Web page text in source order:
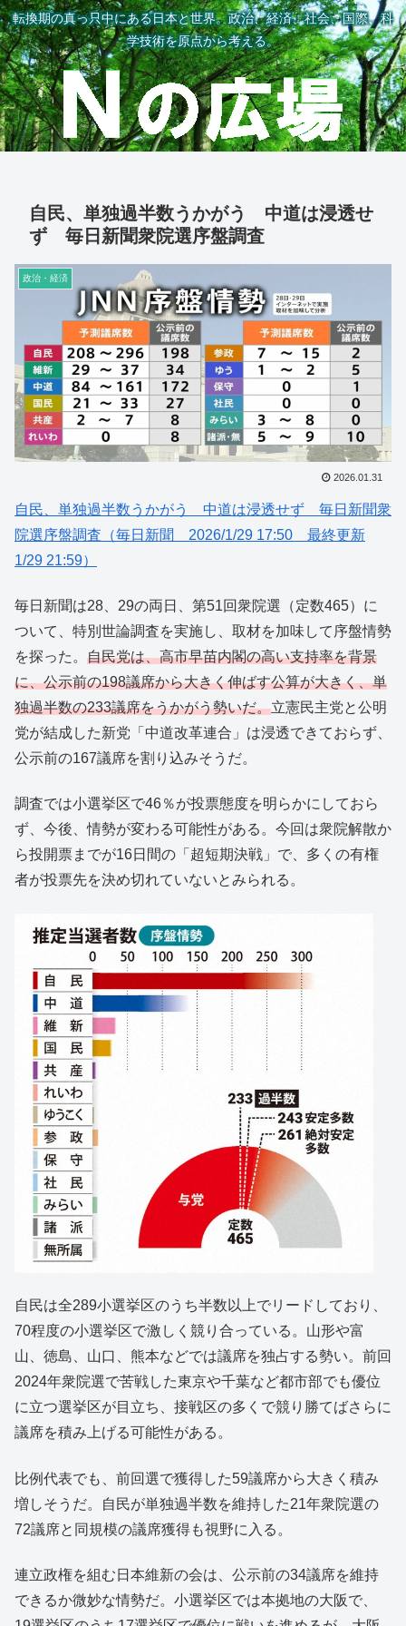
転換期の真っ只中にある日本と世界。政治、経済、社会、国際、科
学技術を原点から考える。
自民、単独過半数うかがう 中道は浸透せ
ず 毎日新聞衆院選序盤調査
政治・経済
2026.01.31
自民、単独過半数うかがう 中道は浸透せず 毎日新聞衆
院選序盤調査（毎日新聞 2026/1/29 17:50 最終更新
1/29 21:59）
毎日新聞は28、29の両日、第51回衆院選（定数465）に
ついて、特別世論調査を実施し、取材を加味して序盤情勢
を探った。 自民党は、高市早苗内閣の高い支持率を背景
に、公示前の198議席から大きく伸ばす公算が大きく、単
独過半数の233議席をうかがう勢いだ。立憲民主党と公明
党が結成した新党「中道改革連合」は浸透できておらず、
公示前の167議席を割り込みそうだ。
調査では小選挙区で46％が投票態度を明らかにしておら
ず、今後、情勢が変わる可能性がある。今回は衆院解散か
ら投開票までが16日間の「超短期決戦」で、多くの有権
者が投票先を決め切れていないとみられる。
自民は全289小選挙区のうち半数以上でリードしており、
70程度の小選挙区で激しく競り合っている。山形や富
山、徳島、山口、熊本などでは議席を独占する勢い。前回
2024年衆院選で苦戦した東京や千葉など都市部でも優位
に立つ選挙区が目立ち、接戦区の多くで競り勝てばさらに
議席を積み上げる可能性がある。
比例代表でも、前回選で獲得した59議席から大きく積み
増しそうだ。自民が単独過半数を維持した21年衆院選の
72議席と同規模の議席獲得も視野に入る。
連立政権を組む日本維新の会は、公示前の34議席を維持
できるか微妙な情勢だ。小選挙区では本拠地の大阪で、